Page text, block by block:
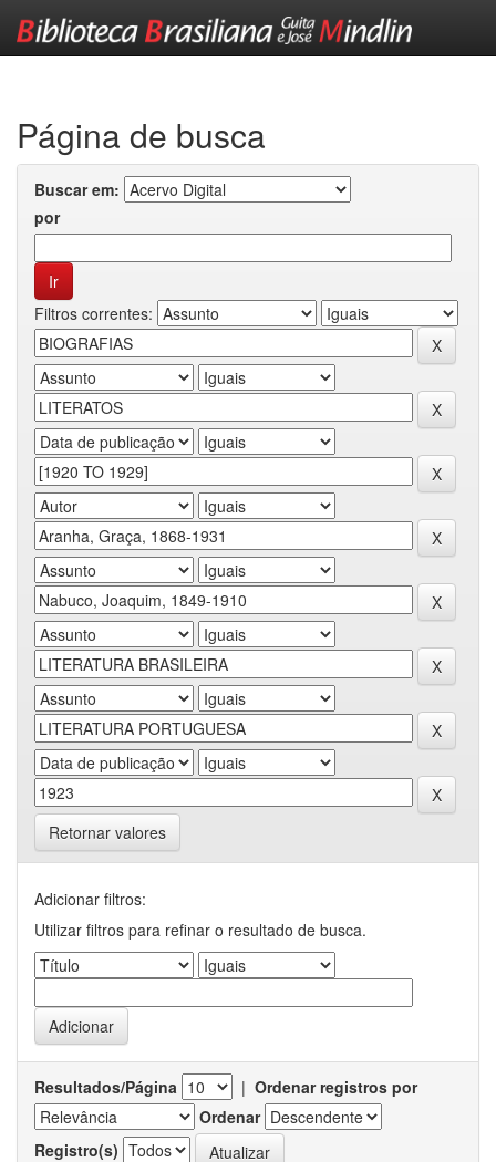
Página de busca
Buscar em:
por
Filtros correntes:
Retornar valores
Adicionar filtros:
Utilizar filtros para refinar o resultado de busca.
Resultados/Página | Ordenar registros por
Ordenar
Registro(s)